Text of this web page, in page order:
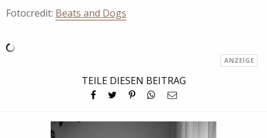
Fotocredit: Beats and Dogs
TEILE DIESEN BEITRAG